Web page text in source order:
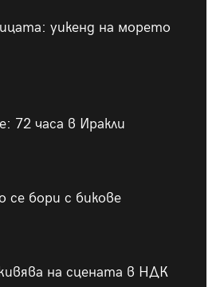
уикенд на морето
72 часа в Иракли
бори с бикове
на сцената в НДК